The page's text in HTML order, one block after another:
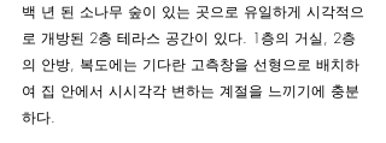
백 년 된 소나무 숲이 있는 곳으로 유일하게 시각적으
로 개방된 2층 테라스 공간이 있다. 1층의 거실, 2층
의 안방, 복도에는 기다란 고측창을 선형으로 배치하
여 집 안에서 시시각각 변하는 계절을 느끼기에 충분
하다.